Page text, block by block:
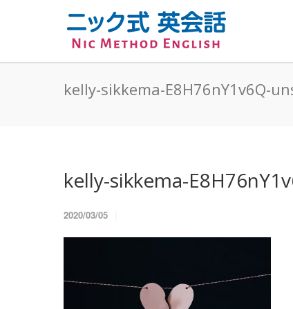
kelly-sikkema-E8H76nY1v6Q-
kelly-sikkema-
2020/03/05